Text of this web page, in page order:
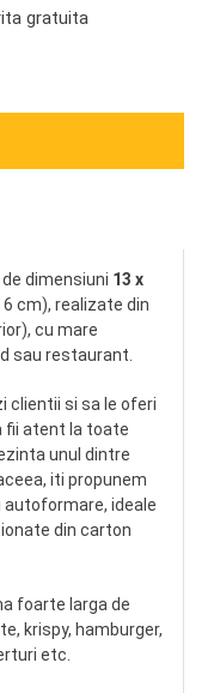
gratuita
dimensiuni 13 x
cm), realizate din
cu mare
sau restaurant.
clientii si sa le oferi
fii atent la toate
unul dintre
iti propunem
ideale
din carton
foarte larga de
krispy, hamburger,
etc.